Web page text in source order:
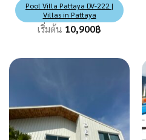
Pool Villa Pattaya DV-222 |
Villas in Pattaya
เริ่มต้น 10,900฿